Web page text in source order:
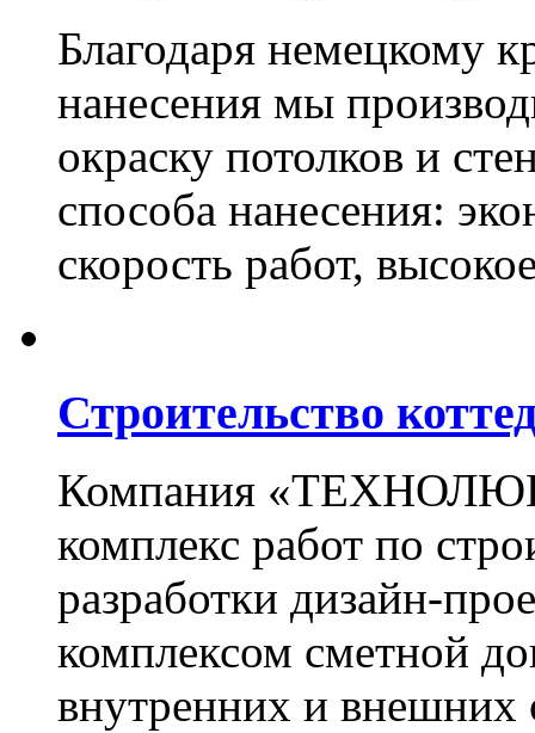
Благодаря немецкому
нанесения мы
окраску потолков и
способа нанесения:
скорость работ,
Строительство
Компания
комплекс работ по
разработки дизайн-
комплексом сметной
внутренних и внешних